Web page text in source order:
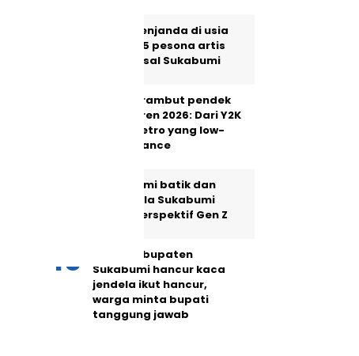
Masih menjanda di usia
40, intip 5 pesona artis
wanita asal Sukabumi
5 model rambut pendek
wanita tren 2026: Dari Y2K
hingga retro yang low-
maintenance
Memahami batik dan
Lokatmala Sukabumi
dalam perspektif Gen Z
Jalan Kabupaten
Sukabumi hancur kaca
jendela ikut hancur,
warga minta bupati
tanggung jawab